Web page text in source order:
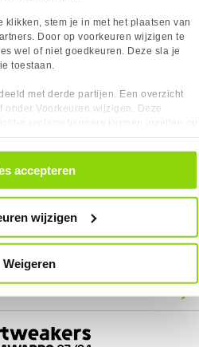
klikken, stem je in met het plaatsen van
Door op voorkeuren wijzigen te
wel of niet goedkeuren. Deze sla je
toestaan.
met derde partijen. Een overzicht
onder Voorkeuren wijzigen. Deze
toestemming altijd intrekken, dit doe je
te klikken op ‘Cookievoorkeuren’
accepteren
wijzigen
Weigeren
al onze producten zo lang
Helaas is dit product op dit
leverbaar.
ander product uit de categorie